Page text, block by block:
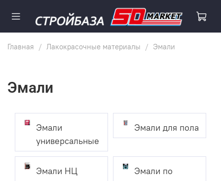
Главная Лакокрасочные материалы Эмали
Эмали
Эмали
универсальные
Эмали для пола
Эмали НЦ
Эмали по